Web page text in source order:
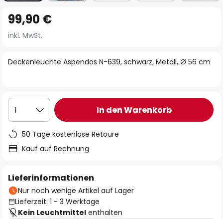
Anfang
der
springen
Deckenleuchte Aspendos N-639, schwarz, Metall, Ø 56 cm
99,90 €
inkl. MwSt.
1 In den Warenkorb
50 Tage kostenlose Retoure
Kauf auf Rechnung
Lieferinformationen
Nur noch wenige Artikel auf Lager
Lieferzeit: 1 - 3 Werktage
Kein Leuchtmittel enthalten